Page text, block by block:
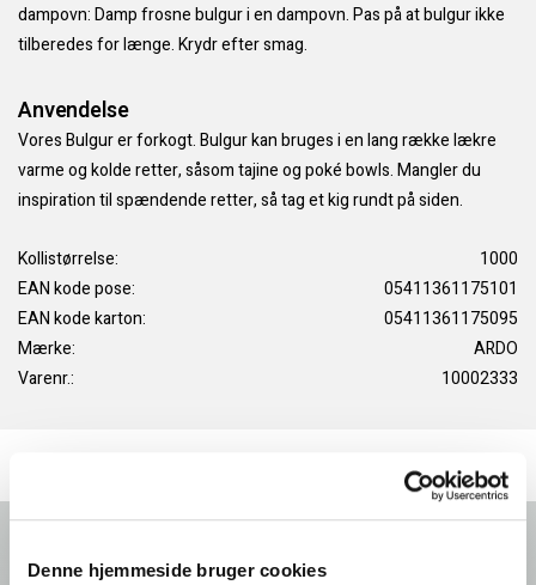
Denne hjemmeside bruger cookies
dampovn: Damp frosne bulgur i en dampovn. Pas på at bulgur ikke
tilberedes for længe. Krydr efter smag.
Anvendelse
Vores Bulgur er forkogt. Bulgur kan bruges i en lang række lækre
varme og kolde retter, såsom tajine og poké bowls. Mangler du
inspiration til spændende retter, så tag et kig rundt på siden.
Kollistørrelse:
1000
EAN kode pose:
05411361175101
EAN kode karton:
05411361175095
Mærke:
ARDO
Varenr.:
10002333
Forside
Foodservice: Produkter